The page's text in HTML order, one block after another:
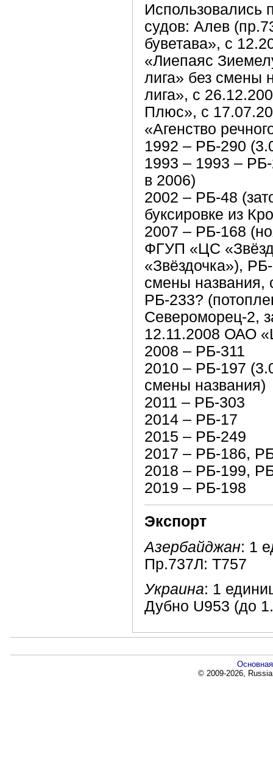
Использовались
судов: Алев
буветава», с
«Лиепаяс
лига» без смены
лига», с
Плюс», с
«Агенство
1992 – РБ-290
1993 – 1993 –
в 2006)
2002 – РБ-48
буксировке из
2007 – РБ-168
ФГУП «ЦС
«Звёздочка»),
смены названия,
РБ-233?
Североморец-2,
12.11.2008 ОАО
2008 – РБ-311
2010 – РБ-197
смены названия)
2011 – РБ-303
2014 – РБ-17
2015 – РБ-249
2017 – РБ-186,
2018 – РБ-199,
2019 – РБ-198
Экспорт
Азербайджан: 1
Пр.737Л: Т757
Украина: 1
Дубно U953 (до
Основная
© 2009-2026,